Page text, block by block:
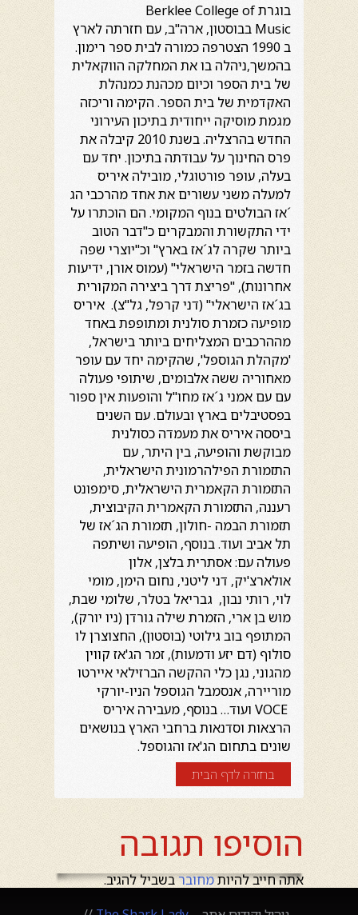
בוגרת Berklee College of
Music בבוסטון, ארה"ב, עם חזרתה לארץ
ב 1990 הצטרפה כמורה לבית ספר רימון.
בהמשך,ניהלה בו את המחלקה הווקאלית
של בית הספר וכיום מכהנת כמנהלת
האקדמית של בית הספר. הקימה וריכזה
מגמת מוסיקה ייחודית בתיכון העירוני
החדש בהרצליה. בשנת 2010 קיבלה את
פרס החינוך על עבודתה בתיכון. יחד עם
בעלה, עופר פורטוגלי, מובילה איריס
למעלה משני עשורים את אחד מהרכבי הג
´אז הבולטים בנוף המקומי. הם הוכתרו על
ידי התקשורת והמבקרים כ"דבר הטוב
ביותר שקרה לג´אז בארץ" וכ"יוצרי שפה
חדשה בזמר הישראלי" (עמוס אורן, ידיעות
אחרונות), "פריצת דרך ביצירה המקורית
בג´אז הישראלי" (דני קרפל, גל"צ). איריס
מופיעה כזמרת סולנית ומתופפת באחד
מההרכבים המצליחים ביותר בישראל,
'מקהלת הגוספל', שהקימה יחד עם עופר
מאחוריה ששה אלבומים, שיתופי פעולה
עם עם אמני ג´אז מחו"ל והופעות אין ספור
בפסטיבלים בארץ ובעולם. עם השנים
ביססה איריס את מעמדה כסולנית
מבוקשת והופיעה, בין היתר, עם
התזמורת הפילהרמונית הישראלית,
התזמורת הקאמרית הישראלית, סימפונט
רעננה, התזמורת הקאמרית הקיבוצית,
תזמורת הבמה -חולון, תזמורת הג´אז של
תל אביב ועוד. בנוסף, הופיעה ושיתפה
פעולה עם: אסתרית בלצן, אלון
אולארצ'יק, דני ליטני, נחום הימן, מומי
לוי, רותי נבון, גבריאל בטלר, שלומי שבת,
מוש בן ארי, הזמרת שילה גורדן (ניו יורק),
המתופף בוב גילוטי (בוסטון), החצוצרן לו
סולוף (דם יזע ודמעות), זמר הג'אז קווין
מהגוני, נגן כלי ההקשה הברזילאי איירטו
מוריירה, אנסמבל הגוספל הניו-יורקי
VOCE ועוד… בנוסף, מעבירה איריס
הרצאות וסדנאות ברחבי הארץ בנושאים
שונים בתחום הג'אז והגוספל.
בחזרה לדף הבית
הוסיפו תגובה
אתה חייב להיותמחוברבשביל להגיב.